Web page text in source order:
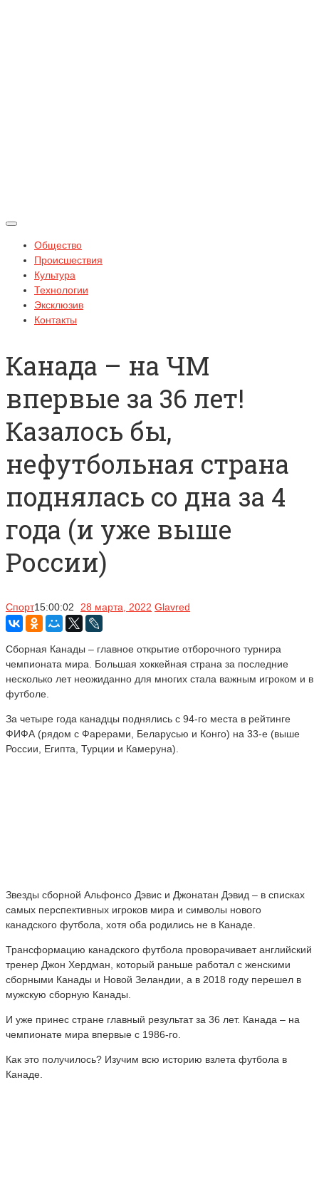
Общество
Происшествия
Культура
Технологии
Эксклюзив
Контакты
Канада – на ЧМ
впервые за 36 лет!
Казалось бы,
нефутбольная страна
поднялась со дна за 4
года (и уже выше
России)
Спорт15:00:02 28 марта, 2022 Glavred
Сборная Канады – главное открытие отборочного турнира
чемпионата мира. Большая хоккейная страна за последние
несколько лет неожиданно для многих стала важным игроком и в
футболе.
За четыре года канадцы поднялись с 94-го места в рейтинге
ФИФА (рядом с Фарерами, Беларусью и Конго) на 33-е (выше
России, Египта, Турции и Камеруна).
Звезды сборной Альфонсо Дэвис и Джонатан Дэвид – в списках
самых перспективных игроков мира и символы нового
канадского футбола, хотя оба родились не в Канаде.
Трансформацию канадского футбола проворачивает английский
тренер Джон Хердман, который раньше работал с женскими
сборными Канады и Новой Зеландии, а в 2018 году перешел в
мужскую сборную Канады.
И уже принес стране главный результат за 36 лет. Канада – на
чемпионате мира впервые с 1986-го.
Как это получилось? Изучим всю историю взлета футбола в
Канаде.